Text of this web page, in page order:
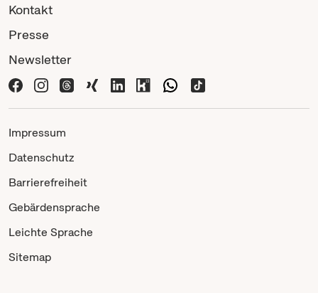
Kontakt
Presse
Newsletter
Impressum
Datenschutz
Barrierefreiheit
Gebärdensprache
Leichte Sprache
Sitemap